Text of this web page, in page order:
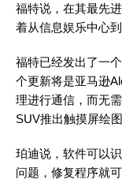
福特说，在其最先
着从信息娱乐中心
福特已经发出了一
个更新将是亚马逊
理进行通信，而无
SUV推出触摸屏绘
珀迪说，软件可以
问题，修复程序就